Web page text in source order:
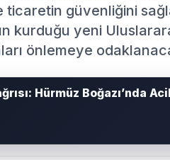
ticaretin güvenliğini
kurduğu yeni
önlemeye
Hürmüz Boğazı’nda